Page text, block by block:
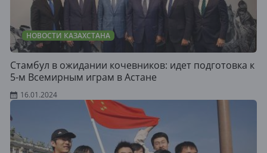
НОВОСТИ КАЗАХСТАНА
Стамбул в ожидании кочевников: идет подготовка к
5-м Всемирным играм в Астане
16.01.2024